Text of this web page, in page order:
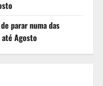
parar numa das
Agosto